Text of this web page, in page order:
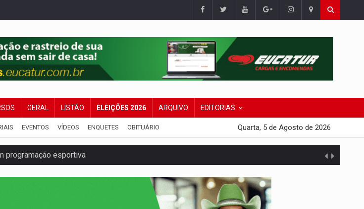
GERAL LISTÃO ELEIÇÕES 2026 ARQUIVO EDITORIAS
EVENTOS VÍDEOS ENQUETES OBITUÁRIO Quarta, 5 de Agosto de 2026
programação esportiva
em ovos
zona Leste